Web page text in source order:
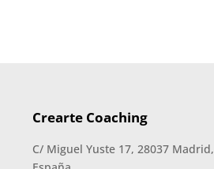
Crearte Coaching
C/ Miguel Yuste 17, 28037 Madrid,